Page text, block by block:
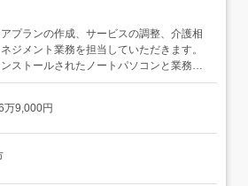
アプランの作成、サービスの調整、介護相
ジメント業務を担当していただきます。
ストールされたノートパソコンと業務用
を、全ケアマネージャーに無償貸与しま
。 事業所の管理者や先輩ケアマネージャ
万9,000円